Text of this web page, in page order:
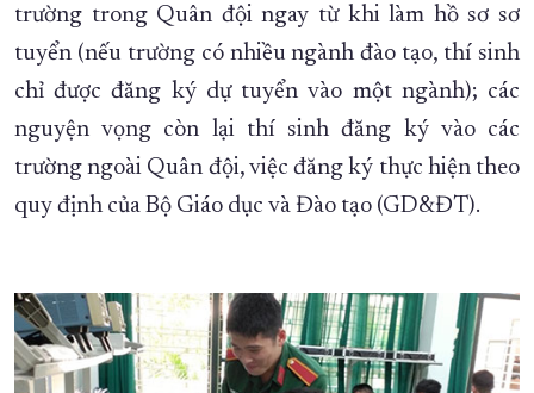
trường trong Quân đội ngay từ khi làm hồ sơ sơ
tuyển (nếu trường có nhiều ngành đào tạo, thí sinh
chỉ được đăng ký dự tuyển vào một ngành); các
nguyện vọng còn lại thí sinh đăng ký vào các
trường ngoài Quân đội, việc đăng ký thực hiện theo
quy định của Bộ Giáo dục và Đào tạo (GD&ĐT).